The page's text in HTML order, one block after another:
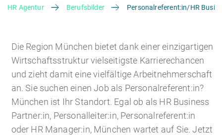
Recruiting Agentur
Recruiting as a Service
RPO
HR Services
HR Services
HR Outsourcing
Karriere
Über ARTS
HR Agentur Berufsbilder Personalreferent:in/HR
Die Region München bietet dank einer einzigartigen
Wirtschaftsstruktur vielseitigste Karrierechancen
und zieht damit eine vielfältige Arbeitnehmerschaft
an. Sie suchen einen Job als Personalreferent:in?
München ist Ihr Standort. Egal ob als HR Business
Partner:in, Personalleiter:in, Personalreferent:in
oder HR Manager:in, München wartet auf Sie. Jetzt